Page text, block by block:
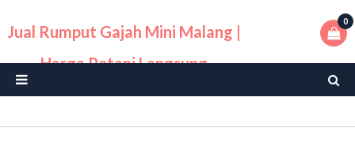
Jual Rumput Gajah Mini Malang |
Harga Petani Langsung
0